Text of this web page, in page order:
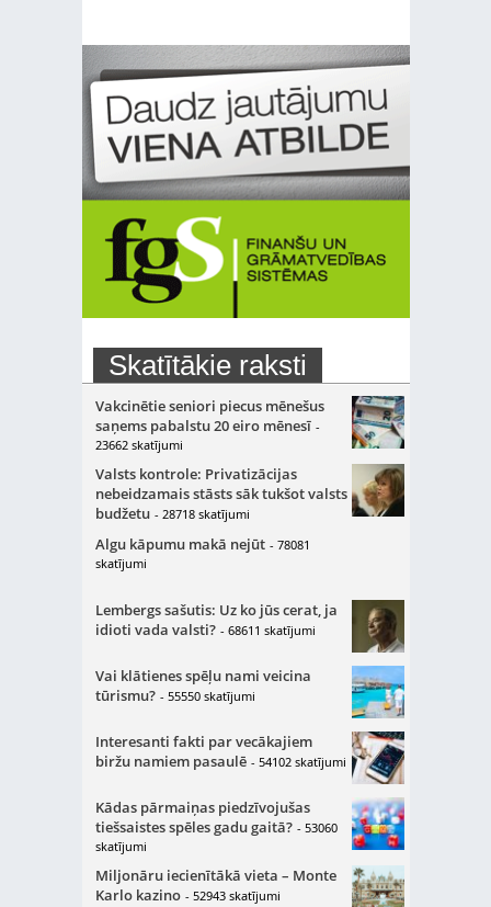
Skatītākie raksti
Vakcinētie seniori piecus mēnešus
saņems pabalstu 20 eiro mēnesī -
23662 skatījumi
Valsts kontrole: Privatizācijas
nebeidzamais stāsts sāk tukšot valsts
budžetu - 28718 skatījumi
Algu kāpumu makā nejūt - 78081
skatījumi
Lembergs sašutis: Uz ko jūs cerat, ja
idioti vada valsti? - 68611 skatījumi
Vai klātienes spēļu nami veicina
tūrismu? - 55550 skatījumi
Interesanti fakti par vecākajiem
biržu namiem pasaulē - 54102 skatījumi
Kādas pārmaiņas piedzīvojušas
tiešsaistes spēles gadu gaitā? - 53060
skatījumi
Miljonāru iecienītākā vieta – Monte
Karlo kazino - 52943 skatījumi